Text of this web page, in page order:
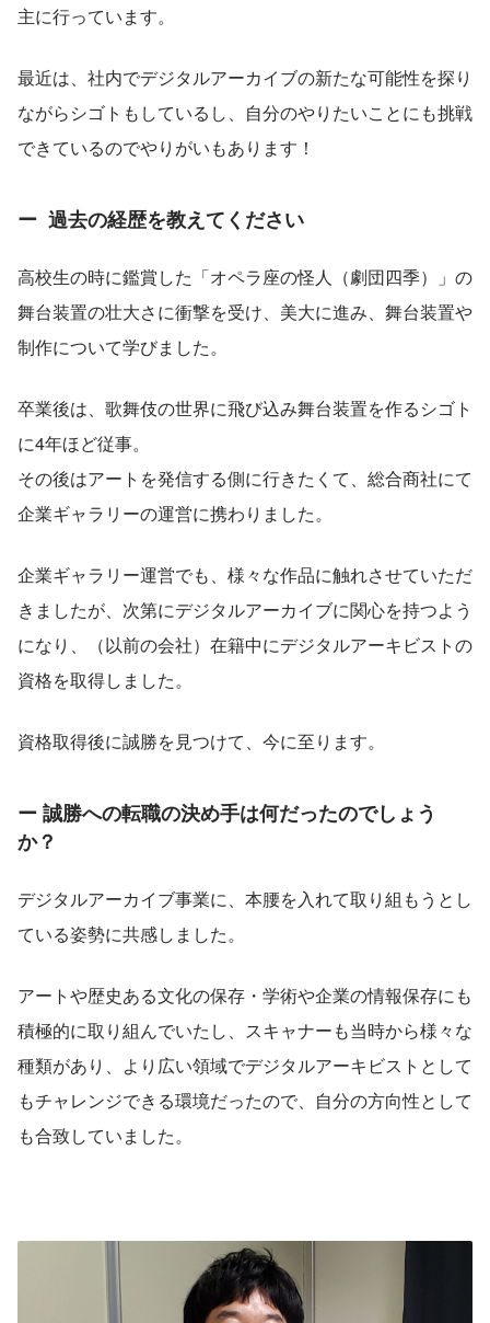
主に行っています。
最近は、社内でデジタルアーカイブの新たな可能性を探り
ながらシゴトもしているし、自分のやりたいことにも挑戦
できているのでやりがいもあります！
ー  過去の経歴を教えてください
高校生の時に鑑賞した「オペラ座の怪人（劇団四季）」の
舞台装置の壮大さに衝撃を受け、美大に進み、舞台装置や
制作について学びました。
卒業後は、歌舞伎の世界に飛び込み舞台装置を作るシゴト
に4年ほど従事。
その後はアートを発信する側に行きたくて、総合商社にて
企業ギャラリーの運営に携わりました。
企業ギャラリー運営でも、様々な作品に触れさせていただ
きましたが、次第にデジタルアーカイブに関心を持つよう
になり、（以前の会社）在籍中にデジタルアーキビストの
資格を取得しました。
資格取得後に誠勝を見つけて、今に至ります。
ー 誠勝への転職の決め手は何だったのでしょう
か？
デジタルアーカイブ事業に、本腰を入れて取り組もうとし
ている姿勢に共感しました。
アートや歴史ある文化の保存・学術や企業の情報保存にも
積極的に取り組んでいたし、スキャナーも当時から様々な
種類があり、より広い領域でデジタルアーキビストとして
もチャレンジできる環境だったので、自分の方向性として
も合致していました。